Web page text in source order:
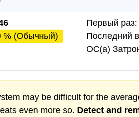
% (Обычный)
Первый раз:
Последний
ОС(а)
may be difficult for the
even more so. Detect and